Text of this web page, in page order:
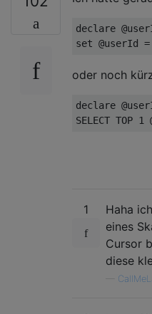
declare
set @userId
oder noch
declare
SELECT TOP 1
1
Haha
eines
Cursor
diese